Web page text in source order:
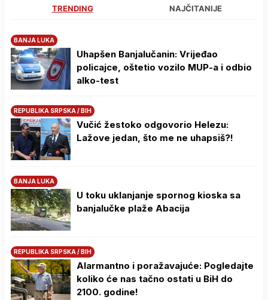
TRENDING NAJČITANIJE
BANJA LUKA
Uhapšen Banjalučanin: Vrijeđao
policajce, oštetio vozilo MUP-a i odbio
alko-test
REPUBLIKA SRPSKA / BIH
Vučić žestoko odgovorio Helezu:
Lažove jedan, što me ne uhapsiš?!
BANJA LUKA
U toku uklanjanje spornog kioska sa
banjalučke plaže Abacija
REPUBLIKA SRPSKA / BIH
Alarmantno i poražavajuće: Pogledajte
koliko će nas tačno ostati u BiH do
2100. godine!